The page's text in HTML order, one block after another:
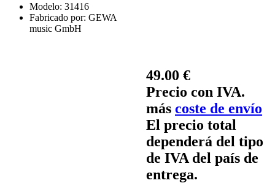
Modelo: 31416
Fabricado por: GEWA
music GmbH
49.00 €
Precio con IVA.
más coste de envío
El precio total
dependerá del tipo
de IVA del país de
entrega.